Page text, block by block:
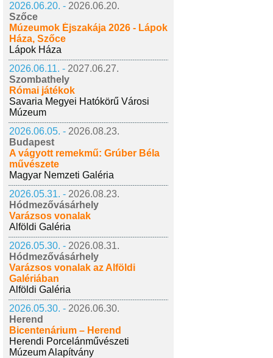
2026.06.20. - 2026.06.20.
Szőce
Múzeumok Éjszakája 2026 - Lápok
Háza, Szőce
Lápok Háza
2026.06.11. - 2027.06.27.
Szombathely
Római játékok
Savaria Megyei Hatókörű Városi
Múzeum
2026.06.05. - 2026.08.23.
Budapest
A vágyott remekmű: Grúber Béla
művészete
Magyar Nemzeti Galéria
2026.05.31. - 2026.08.23.
Hódmezővásárhely
Varázsos vonalak
Alföldi Galéria
2026.05.30. - 2026.08.31.
Hódmezővásárhely
Varázsos vonalak az Alföldi
Galériában
Alföldi Galéria
2026.05.30. - 2026.06.30.
Herend
Bicentenárium – Herend
Herendi Porcelánművészeti
Múzeum Alapítvány